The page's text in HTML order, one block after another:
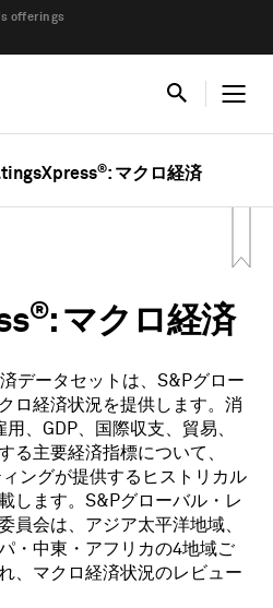
offerings
®: マクロ経済
®: マクロ経済
データセットは、S&Pグロー
ロ経済状況を提供します。消
、GDP、国際収支、貿易、
る主要経済指標について、
ングが提供するヒストリカル
します。S&Pグローバル・レ
員会は、アジア太平洋地域、
・中東・アフリカの4地域ご
、マクロ経済状況のレビュー